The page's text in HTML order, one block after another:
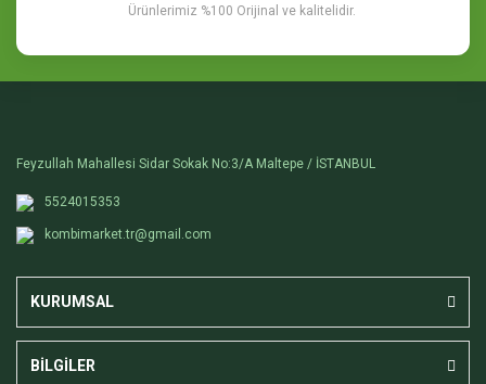
Ürünlerimiz %100 Orijinal ve kalitelidir.
Feyzullah Mahallesi Sidar Sokak No:3/A Maltepe / İSTANBUL
5524015353
kombimarket.tr@gmail.com
KURUMSAL
BİLGİLER